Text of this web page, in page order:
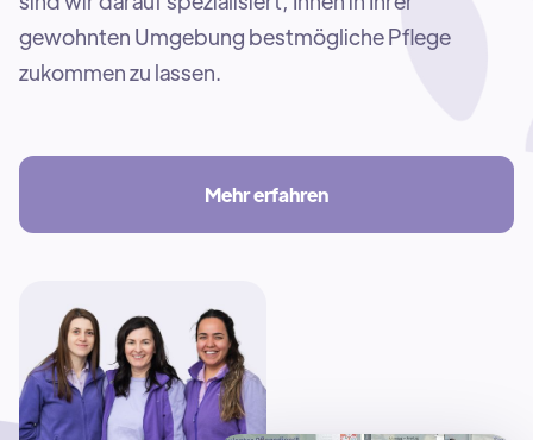
gewohnten Umgebung bestmögliche Pflege
zukommen zu lassen.
Mehr erfahren